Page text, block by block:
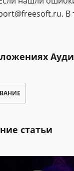
В
статьи